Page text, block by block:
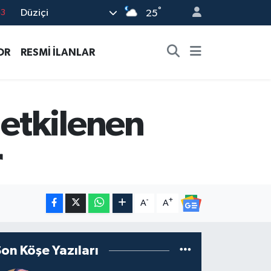
Düziçi 25°
RESMİ İLANLAR
A- A+
Köşe Yazıları